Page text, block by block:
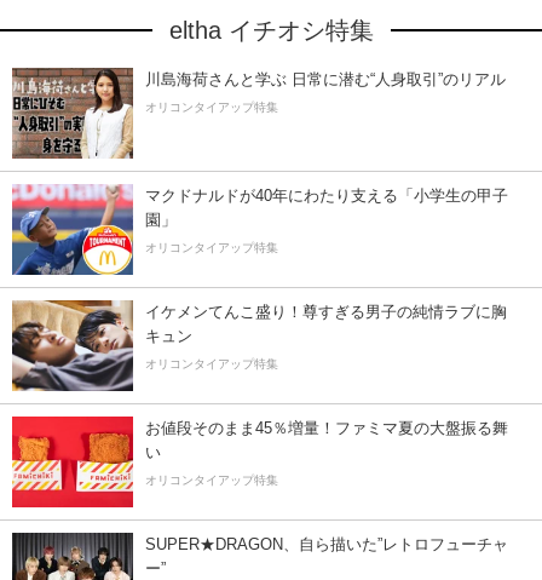
eltha イチオシ特集
川島海荷さんと学ぶ 日常に潜む“人身取引”のリアル
オリコンタイアップ特集
マクドナルドが40年にわたり支える「小学生の甲子
園」
オリコンタイアップ特集
イケメンてんこ盛り！尊すぎる男子の純情ラブに胸
キュン
オリコンタイアップ特集
お値段そのまま45％増量！ファミマ夏の大盤振る舞
い
オリコンタイアップ特集
SUPER★DRAGON、自ら描いた”レトロフューチャ
ー”